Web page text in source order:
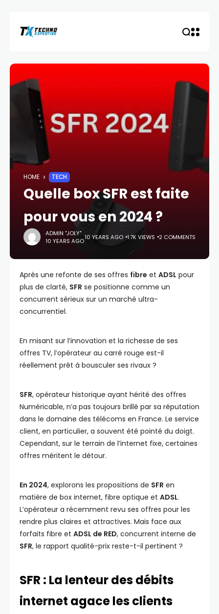
HOME TECH
Quelle box SFR est faite
pour vous en 2024 ?
ADMIN "JOLY"
10 YEARS AGO10 YEARS AGO 1.7K VIEWS 2 COMMENTS
Après une refonte de ses offres fibre et ADSL pour
plus de clarté, SFR se positionne comme un
concurrent sérieux sur un marché ultra-
concurrentiel.
En misant sur l’innovation et la richesse de ses
offres TV, l’opérateur au carré rouge est-il
réellement prêt à bousculer ses rivaux ?
SFR, opérateur historique ayant hérité des offres
Numéricable, n’a pas toujours brillé par sa réputation
dans le domaine des télécoms en France. Le service
client, en particulier, a souvent été pointé du doigt.
Cependant, sur le terrain de l’internet fixe, certaines
offres méritent le détour.
En 2024, explorons les propositions de SFR en
matière de box internet, fibre optique et ADSL.
L’opérateur a récemment revu ses offres pour les
rendre plus claires et attractives. Mais face aux
forfaits fibre et ADSL de RED, concurrent interne de
SFR, le rapport qualité-prix reste-t-il pertinent ?
SFR : La lenteur des débits
internet agace les clients